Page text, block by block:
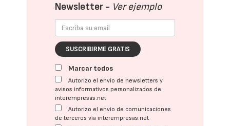
Newsletter - Ver ejemplo
SUSCRIBIRME GRATIS
Marcar todos
Autorizo el envío de newsletters y
avisos informativos personalizados de
interempresas.net
Autorizo el envío de comunicaciones
de terceros vía interempresas.net